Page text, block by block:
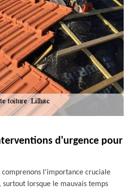
d'urgence pour
comprenons l'importance cruciale
lorsque le mauvais temps